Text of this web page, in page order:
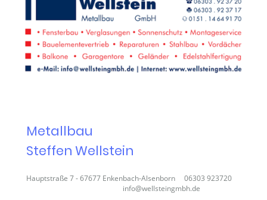
Metallbau
Steffen Wellstein
Hauptstraße 7 - 67677 Enkenbach-Alsenborn 06303 923720
info@wellsteingmbh.de